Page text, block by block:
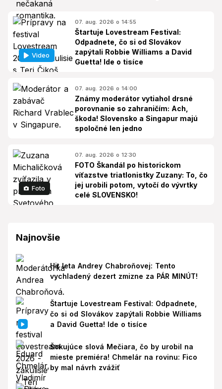
Video
07. aug. 2026 o 14:55
Štartuje Lovestream Festival:
Odpadnete, čo si od Slovákov
zapýtali Robbie Williams a David
Guetta! Ide o tisíce
07. aug. 2026 o 14:00
Známy moderátor vytiahol drsné
porovnanie so zahraničím: Ach,
škoda! Slovensko a Singapur majú
spoločné len jedno
Foto
07. aug. 2026 o 12:30
FOTO Škandál po historickom
víťazstve triatlonistky Zuzany: To, čo
jej urobili potom, vytočí do vývrtky
celé SLOVENSKO!
Najnovšie
Hit leta Andrey Chabroňovej: Tento
vychladený dezert zmizne za PÁR MINÚT!
Štartuje Lovestream Festival: Odpadnete,
čo si od Slovákov zapýtali Robbie Williams
a David Guetta! Ide o tisíce
Šokujúce slová Mečiara, čo by urobil na
mieste premiéra! Chmelár na rovinu: Fico
by mal návrh zvážiť